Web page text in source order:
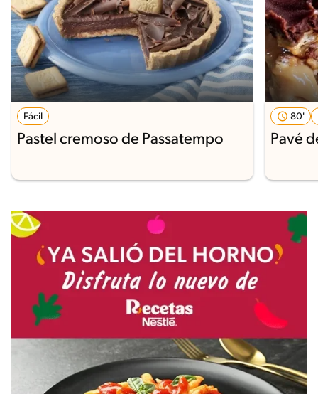
Fácil
Pastel cremoso de Passatempo
80'
Pavé